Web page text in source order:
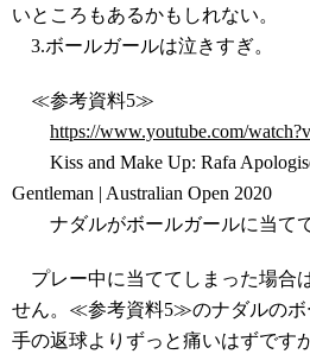
いところもあるかもしれない。
3.ボールガールは泣きすぎ。
≪参考資料5≫
https://www.youtube.com/
Kiss and Make Up: Rafa
Gentleman | Australian Open 2020
ナダルがボールガールに当て
プレー中に当ててしまった場合
せん。≪参考資料5≫のナダルのボ
手の返球よりずっと痛いはずです